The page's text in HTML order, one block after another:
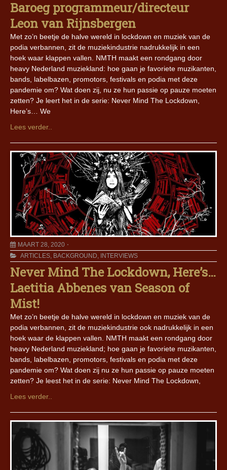
Baroeg programmeur/directeur
Leon van Rijnsbergen
Met zo’n beetje de halve wereld in lockdown en muziek van de
podia verbannen, zit de muziekindustrie nadrukkelijk in een
hoek waar klappen vallen. NMTH maakt een rondgang door
heavy Nederland muziekland: hoe gaan je favoriete muzikanten,
bands, labelbazen, promotors, festivals en podia met deze
pandemie om? Wat doen zij, nu ze hun passie op pauze moeten
zetten? Je leert het in de serie: Never Mind The Lockdown,
Here’s… We
Lees verder..
MAART 28, 2020
ARTICLES, BACKGROUND, INTERVIEWS
Never Mind The Lockdown, Here’s…
Laetitia Abbenes van Season of
Mist!
Met zo’n beetje de halve wereld in lockdown en muziek van de
podia verbannen, zit de muziekindustrie ook nadrukkelijk in een
hoek waar de klappen vallen. NMTH maakt een rondgang door
heavy Nederland muziekland; hoe gaan je favoriete muzikanten,
bands, labelbazen, promotors, festivals en podia met deze
pandemie om? Wat doen zij nu ze hun passie op pauze moeten
zetten? Je leest het in de serie: Never Mind The Lockdown,
Lees verder..